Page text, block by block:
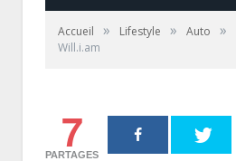
Accueil » Lifestyle » Auto »
Will.i.am
7
PARTAGES